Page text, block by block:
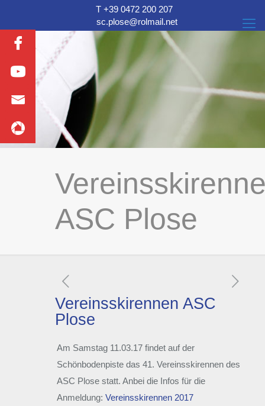
T +39 0472 200 207
sc.plose@rolmail.net
ASC Plose
Vereinsskirennen ASC
Plose
Am Samstag 11.03.17 findet auf der
Schönbodenpiste das 41. Vereinsskirennen des
ASC Plose statt. Anbei die Infos für die
Anmeldung:Vereinsskirennen 2017